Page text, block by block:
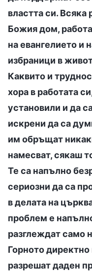
властта си. Всяка
Божия дом,
на евангелието и
избраници в
Каквито и
хора в работата
установили и да
искрени да са
им обръщат
намесват, сякаш
Те са напълно
сериозни да са
в делата на
проблем е
разглеждат само
Горното
разрешат даден